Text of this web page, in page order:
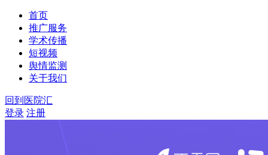
首页
推广服务
学术传播
短视频
舆情监测
关于我们
回到医院汇
登录 注册